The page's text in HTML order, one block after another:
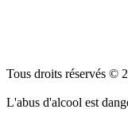
Tous droits réservés ©
L'abus d'alcool est